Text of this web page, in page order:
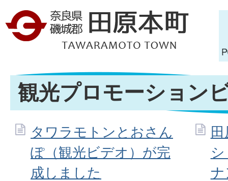
観光プロモーション
タワラモトンとおさん
ぽ（観光ビデオ）が完
成しました